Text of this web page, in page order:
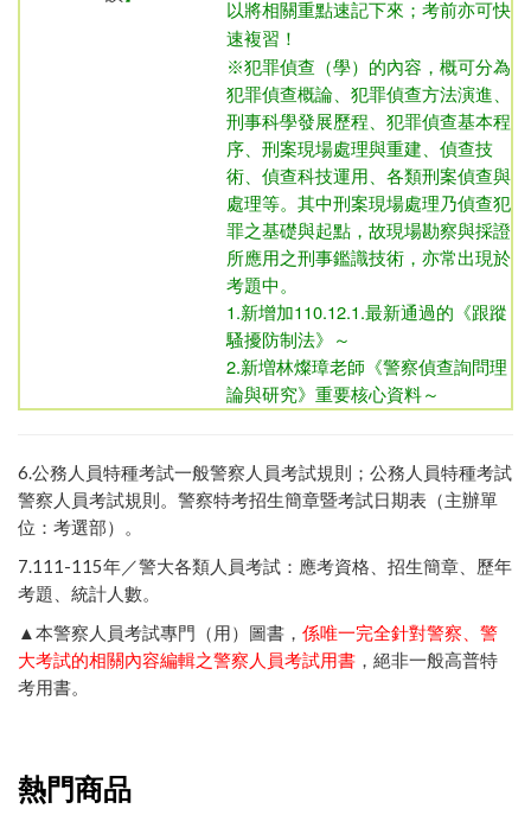
以將相關重點速記下來；考前亦可快
速複習！
※犯罪偵查（學）的內容，概可分為
犯罪偵查概論、犯罪偵查方法演進、
刑事科學發展歷程、犯罪偵查基本程
序、刑案現場處理與重建、偵查技
術、偵查科技運用、各類刑案偵查與
處理等。其中刑案現場處理乃偵查犯
罪之基礎與起點，故現場勘察與採證
所應用之刑事鑑識技術，亦常出現於
考題中。
1.新增加110.12.1.最新通過的《跟蹤
騷擾防制法》～
2.新増林燦璋老師《警察偵查詢問理
論與研究》重要核心資料～
6.公務人員特種考試一般警察人員考試規則 ； 公務人員特種考試
警察人員考試規則 。 警察特考招生簡章暨考試日期表（主辦單
位：考選部）
。
7.111-115年／警大各類人員考試：應考資格、招生簡章、歷年
考題、統計人數。
▲本警察人員考試專門（用）圖書， 係唯一完全針對警察、警
大考試的相關內容編輯之警察人員考試用書 ，絕非一般高普特
考用書。
熱門商品